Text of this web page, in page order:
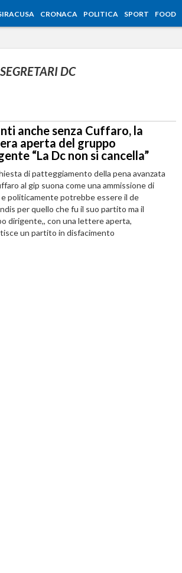
CRONACA POLITICA SPORT FOOD
DC
anche senza Cuffaro, la
aperta del gruppo
“La Dc non si cancella”
di patteggiamento della pena avanzata
al gip suona come una ammissione di
e politicamente potrebbe essere il de
per quello che fu il suo partito ma il
dirigente,, con una lettere aperta,
un partito in disfacimento